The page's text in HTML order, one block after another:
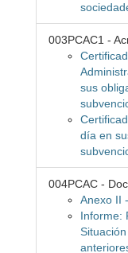
003PCAC1 -
sus
día en
004PCAC -
Anexo II
Informe: